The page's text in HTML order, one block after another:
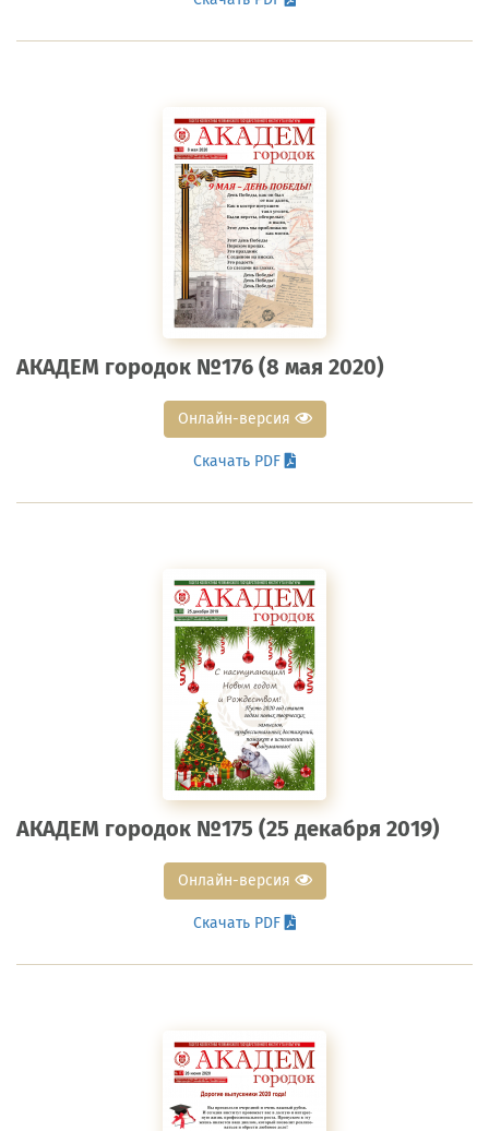
АКАДЕМ городок №176 (8 мая 2020)
Онлайн-версия
Скачать PDF
АКАДЕМ городок №175 (25 декабря 2019)
Онлайн-версия
Скачать PDF